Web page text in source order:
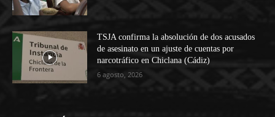
TSJA confirma la absolución de dos acusados
de asesinato en un ajuste de cuentas por
narcotráfico en Chiclana (Cádiz)
6 agosto, 2026